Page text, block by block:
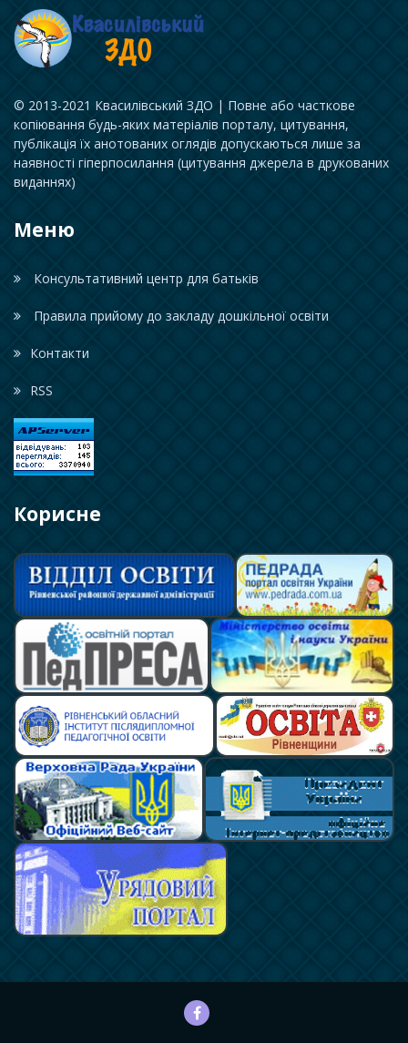
© 2013-2021 Квасилівський ЗДО | Повне або часткове
копіювання будь-яких матеріалів порталу, цитування,
публікація їх анотованих оглядів допускаються лише за
наявності гіперпосилання (цитування джерела в друкованих
виданнях)
Меню
Консультативний центр для батьків
Правила прийому до закладу дошкільної освіти
Контакти
RSS
Корисне